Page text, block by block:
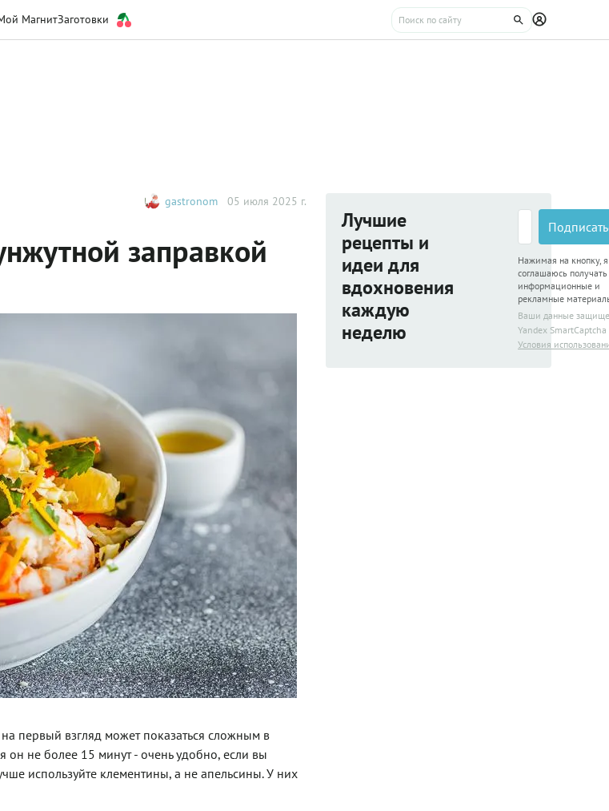
МагнитЗаготовки
gastronom 05 июля 2025 г.
заправкой
первый взгляд может показаться сложным в
он не более 15 минут - очень удобно, если вы
используйте клементины, а не апельсины. У них
Лучшие
рецепты и
идеи для
вдохновения
каждую
неделю
Нажимая на кнопку, я
соглашаюсь получать
информационные и
рекламные
Ваши данные
Yandex SmartCaptcha
Условия